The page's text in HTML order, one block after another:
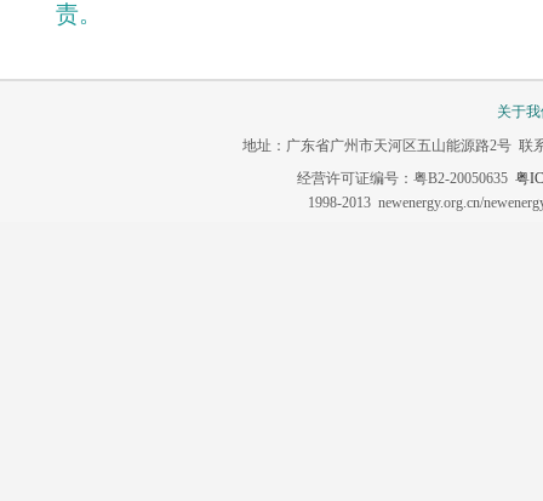
责。
关于
地址：广东省广州市天河区五山能源路2号 联
经营许可证编号：粤B2-20050635 粤
1998-2013 newenergy.org.cn/